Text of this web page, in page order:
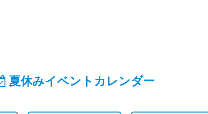
夏休みイベントカレンダー